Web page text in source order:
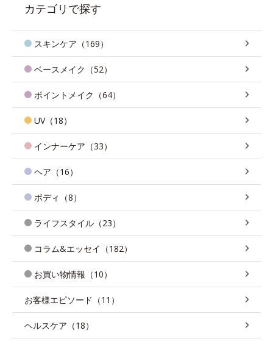
カテゴリで探す
スキンケア（169）
ベースメイク（52）
ポイントメイク（64）
UV（18）
インナーケア（33）
ヘア（16）
ボディ（8）
ライフスタイル（23）
コラム&エッセイ（182）
お買い物情報（10）
お客様エピソード（11）
ヘルスケア（18）